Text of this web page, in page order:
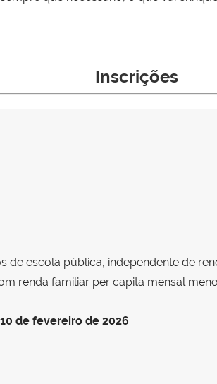
Inscrições
de escola pública, independente de
renda familiar per capita mensal
de fevereiro de 2026